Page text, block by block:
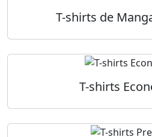
T-shirts de
T-shirts